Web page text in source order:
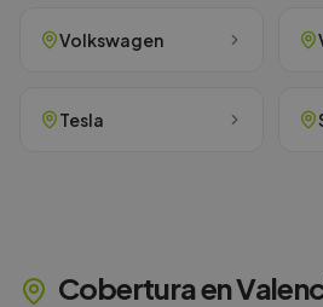
Volkswagen
Tesla
Cobertura en